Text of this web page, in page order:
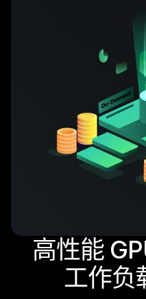
高性能
工作负